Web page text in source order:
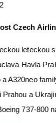
Czech
leteckou
Havla
a A320neo
Prahou a
737-800